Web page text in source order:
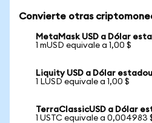
Convierte otras
MetaMask USD a Dólar
1 mUSD equivale a 1,00 $
Liquity USD a Dólar
1 LUSD equivale a 1,00 $
TerraClassicUSD a Dólar
1 USTC equivale a 0,004983